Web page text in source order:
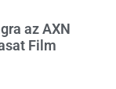
az AXN
Film